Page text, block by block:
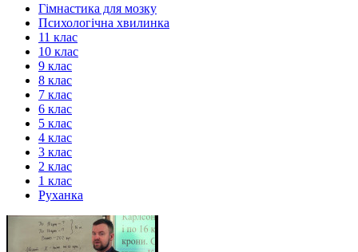
Гімнастика для мозку
Психологічна хвилинка
11 клас
10 клас
9 клас
8 клас
7 клас
6 клас
5 клас
4 клас
3 клас
2 клас
1 клас
Руханка